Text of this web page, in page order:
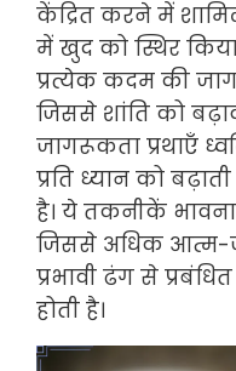
केंद्रित करने में
में खुद को स्थिर
प्रत्येक कदम की
जिससे शांति को
जागरूकता प्रथाएँ
प्रति ध्यान को
है। ये तकनीकें
जिससे अधिक आत्म-
प्रभावी ढंग से
होती है।